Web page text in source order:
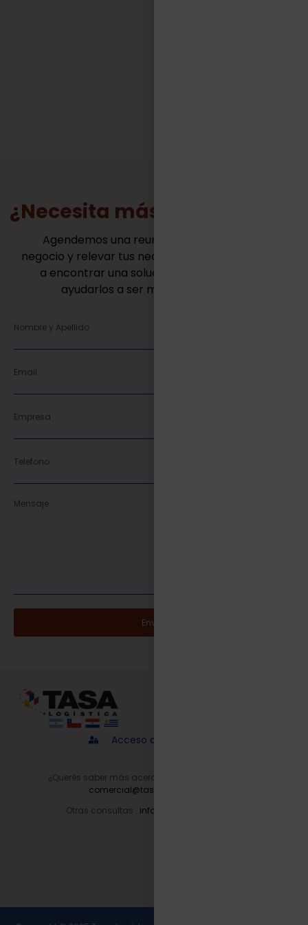
¿Necesita más información?
Agendemos una reunión para conocer tu
negocio y relevar tus necesidades. Juntos vamos
a encontrar una solución innovadora para
ayudarlos a ser mas competitivos.
Enviar
Acceso a proveedores
¿Querés saber más acerca de nuestros servicios?
comercial@tasalogistica.com
Otras consultas : info@tasalogistica.com